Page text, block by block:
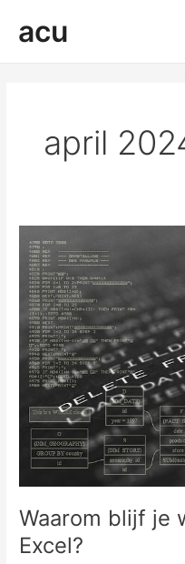
naaracu
april
Waarom blijf je
Excel?